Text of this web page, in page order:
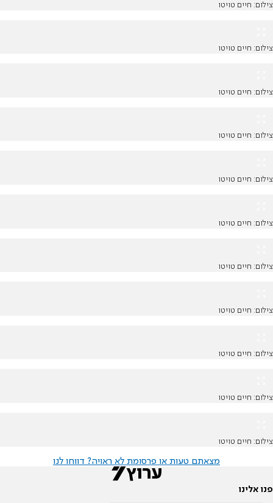
צילום: חיים טויטו
צילום: חיים טויטו
צילום: חיים טויטו
צילום: חיים טויטו
צילום: חיים טויטו
צילום: חיים טויטו
צילום: חיים טויטו
צילום: חיים טויטו
צילום: חיים טויטו
צילום: חיים טויטו
צילום: חיים טויטו
מצאתם טעות או פרסומת לא ראויה? דווחו לנו
פנו אלינו